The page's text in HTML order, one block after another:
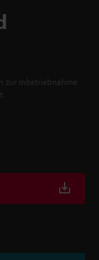
zur Inbetriebnahme